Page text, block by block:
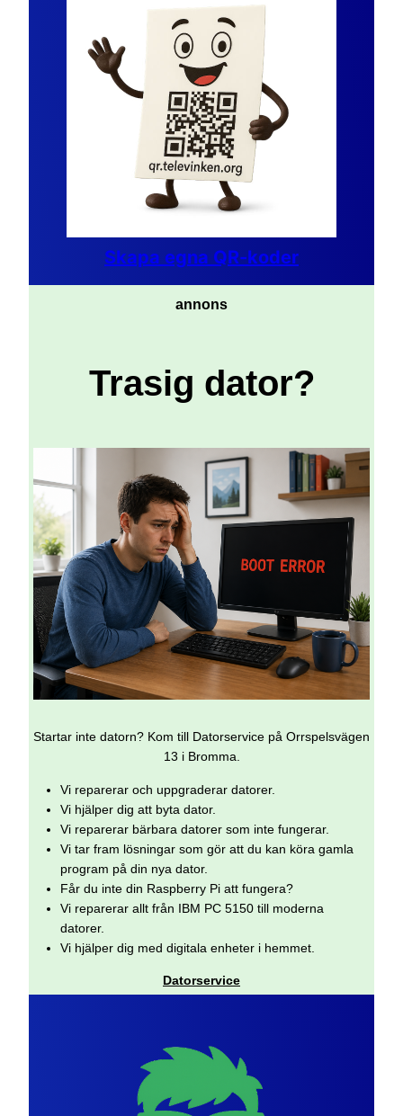
Skapa egna QR-koder
annons
Trasig dator?
Startar inte datorn? Kom till Datorservice på Orrspelsvägen
13 i Bromma.
Vi reparerar och uppgraderar datorer.
Vi hjälper dig att byta dator.
Vi reparerar bärbara datorer som inte fungerar.
Vi tar fram lösningar som gör att du kan köra gamla
program på din nya dator.
Får du inte din Raspberry Pi att fungera?
Vi reparerar allt från IBM PC 5150 till moderna
datorer.
Vi hjälper dig med digitala enheter i hemmet.
Datorservice